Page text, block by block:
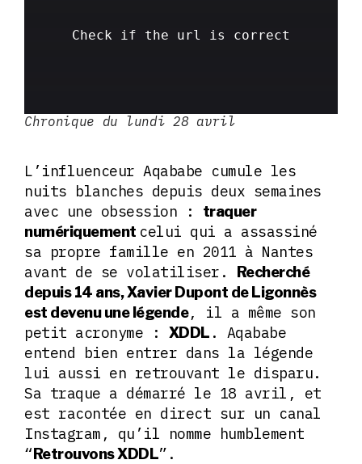
Chronique du lundi 28 avril
L’influenceur Aqababe cumule les
nuits blanches depuis deux semaines
avec une obsession :
traquer
numériquement celui qui a assassiné
sa propre famille en 2011 à Nantes
avant de se volatiliser.
Recherché
depuis 14 ans, Xavier Dupont de Ligonnès
est devenu une légende, il a même son
petit acronyme : XDDL . Aqababe
entend bien entrer dans la légende
lui aussi en retrouvant le disparu.
Sa traque a démarré le 18 avril, et
est racontée en direct sur un canal
Instagram, qu’il nomme humblement
“Retrouvons XDDL”.